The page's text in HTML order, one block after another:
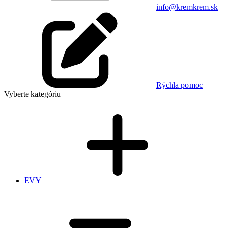
info@kremkrem.sk
Rýchla pomoc
Vyberte kategóriu
EVY